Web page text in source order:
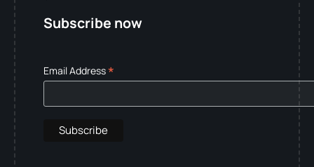
Subscribe now
Email Address*